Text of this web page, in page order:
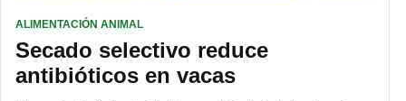
ALIMENTACIÓN ANIMAL
Secado selectivo reduce
antibióticos en vacas